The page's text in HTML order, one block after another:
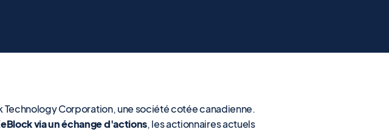
Corporation, une société cotée canadienne.
via un échange d'actions, les actionnaires actuels